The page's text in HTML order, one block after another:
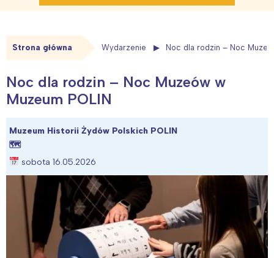
Strona główna Wydarzenie Noc dla rodzin – Noc
Noc dla rodzin – Noc Muzeów w
Muzeum POLIN
Muzeum Historii Żydów Polskich POLIN
🗺
sobota 16.05.2026